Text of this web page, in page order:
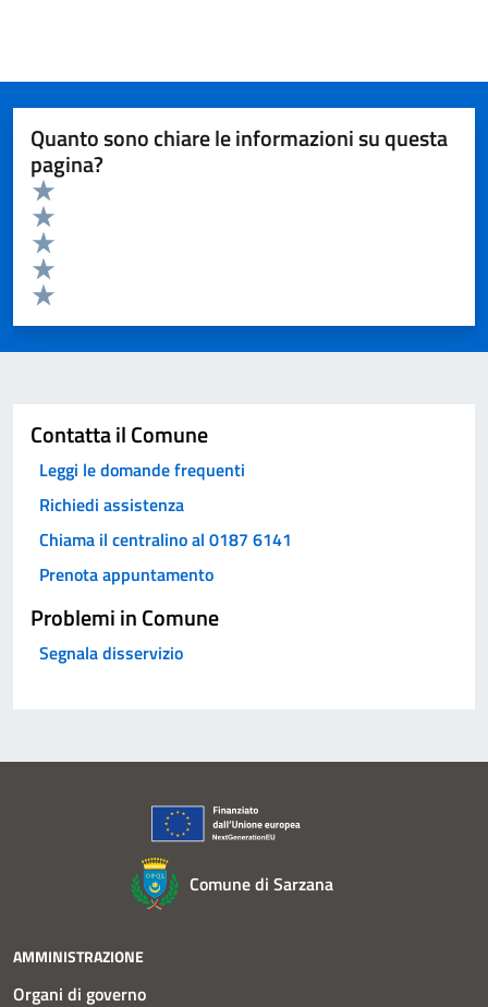
Quanto sono chiare le informazioni su questa
pagina?
Valuta da 1 a 5 stelle la pagina
Valuta 5 stelle su 5
Valuta 4 stelle su 5
Valuta 3 stelle su 5
Valuta 2 stelle su 5
Valuta 1 stelle su 5
Contatta il Comune
Leggi le domande frequenti
Richiedi assistenza
Chiama il centralino al 0187 6141
Prenota appuntamento
Problemi in Comune
Segnala disservizio
Comune di Sarzana
AMMINISTRAZIONE
Organi di governo